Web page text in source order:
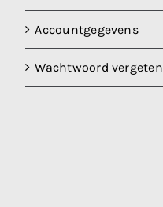
Accountgegevens
Wachtwoord vergeten